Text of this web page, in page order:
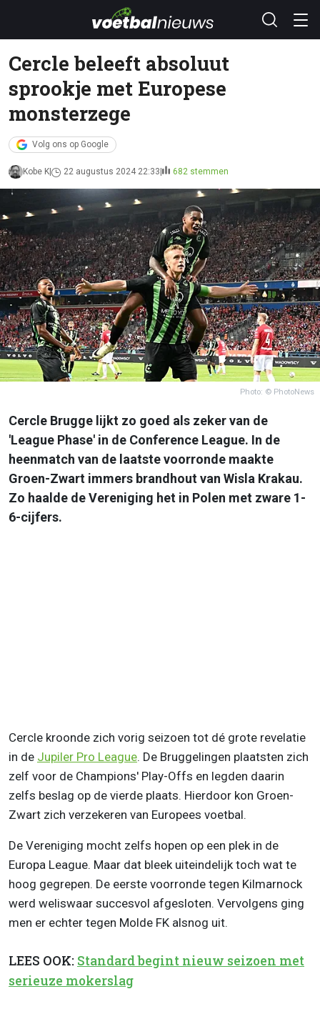
Cercle beleeft absoluut
sprookje met Europese
monsterzege
Volg ons op Google
Kobe K 22 augustus 2024 22:33 682 stemmen
Photo: © PhotoNews
Cercle Brugge lijkt zo goed als zeker van de
'League Phase' in de Conference League. In de
heenmatch van de laatste voorronde maakte
Groen-Zwart immers brandhout van Wisla Krakau.
Zo haalde de Vereniging het in Polen met zware 1-
6-cijfers.
Cercle kroonde zich vorig seizoen tot dé grote revelatie
in de Jupiler Pro League. De Bruggelingen plaatsten zich
zelf voor de Champions' Play-Offs en legden daarin
zelfs beslag op de vierde plaats. Hierdoor kon Groen-
Zwart zich verzekeren van Europees voetbal.
De Vereniging mocht zelfs hopen op een plek in de
Europa League. Maar dat bleek uiteindelijk toch wat te
hoog gegrepen. De eerste voorronde tegen Kilmarnock
werd weliswaar succesvol afgesloten. Vervolgens ging
men er echter tegen Molde FK alsnog uit.
LEES OOK: Standard begint nieuw seizoen met
serieuze mokerslag